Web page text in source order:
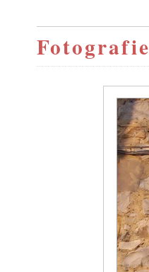
Fotografie